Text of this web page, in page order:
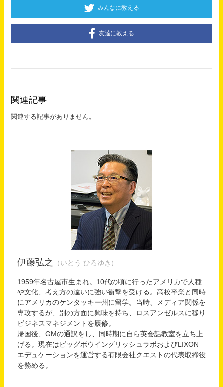
みんなに教える
友達に教える
関連記事
関連する記事がありません。
伊藤弘之 （いとう ひろゆき）
1959年名古屋市生まれ。10代の頃に行ったアメリカで人種
や文化、考え方の違いに強い衝撃を受ける。高校卒業と同時
にアメリカのケンタッキー州に留学。当時、メディア関係を
専攻するが、別の方面に興味を持ち、ロスアンゼルスに移り
ビジネスマネジメントを履修。
帰国後、GMの通訳をし、同時期に自ら英会話教室を立ち上
げる。現在はビッグボウイングリッシュラボおよびLIXON
エデュケーションを運営する有限会社クエストの代表取締役
を務める。